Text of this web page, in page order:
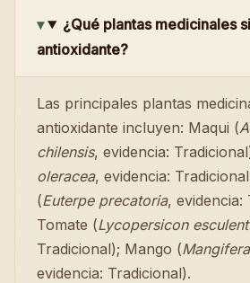
¿Qué plantas medicinales
antioxidante?
Las principales plantas
antioxidante incluyen: Maqui (
chilensis, evidencia:
oleracea, evidencia:
(Euterpe precatoria, evidencia:
Tomate (Lycopersicon
Tradicional); Mango (
evidencia: Tradicional).